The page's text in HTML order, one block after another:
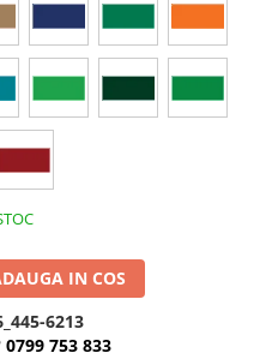
IN COS
6213
0799 753 833